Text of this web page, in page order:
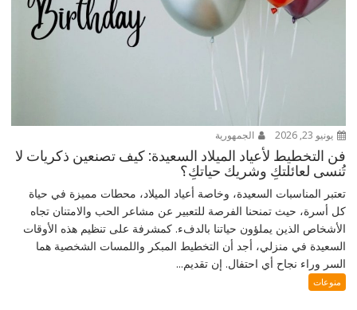
يونيو 23, 2026 الجمهورية
فن التخطيط لأعياد الميلاد السعيدة: كيف تصنعين ذكريات لا
تُنسى لعائلتكِ وشريك حياتكِ؟
تعتبر المناسبات السعيدة، وخاصة أعياد الميلاد، محطات مميزة في حياة
كل أسرة، حيث تمنحنا الفرصة للتعبير عن مشاعر الحب والامتنان تجاه
الأشخاص الذين يملؤون حياتنا بالدفء. كمشرفة على تنظيم هذه الأوقات
السعيدة في منزلي، أجد أن التخطيط المبكر واللمسات الشخصية هما
السر وراء نجاح أي احتفال. إن تقديم...
منوعات